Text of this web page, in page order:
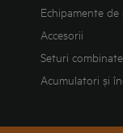
Echipamente de
Accesorii
Seturi combinate
Acumulatori și